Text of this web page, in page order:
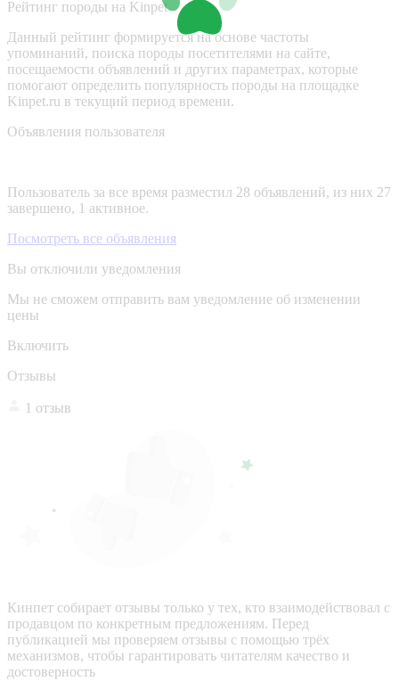
Рейтинг породы на Kinpet
Данный рейтинг формируется на основе частоты
упоминаний, поиска породы посетителями на сайте,
посещаемости объявлений и других параметрах, которые
помогают определить популярность породы на площадке
Kinpet.ru в текущий период времени.
Объявления пользователя
Пользователь за все время разместил 28 объявлений, из них 27
завершено, 1 активное.
Посмотреть все объявления
Вы отключили уведомления
Мы не сможем отправить вам уведомление об изменении
цены
Включить
Отзывы
1 отзыв
Кинпет собирает отзывы только у тех, кто взаимодействовал с
продавцом по конкретным предложениям. Перед
публикацией мы проверяем отзывы с помощью трёх
механизмов, чтобы гарантировать читателям качество и
достоверность